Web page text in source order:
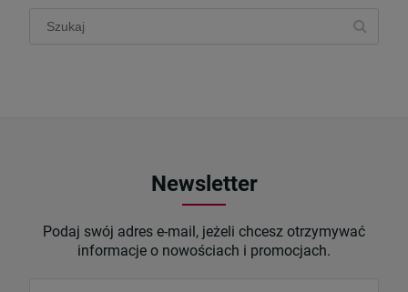
Newsletter
Podaj swój adres e-mail, jeżeli chcesz otrzymywać
informacje o nowościach i promocjach.